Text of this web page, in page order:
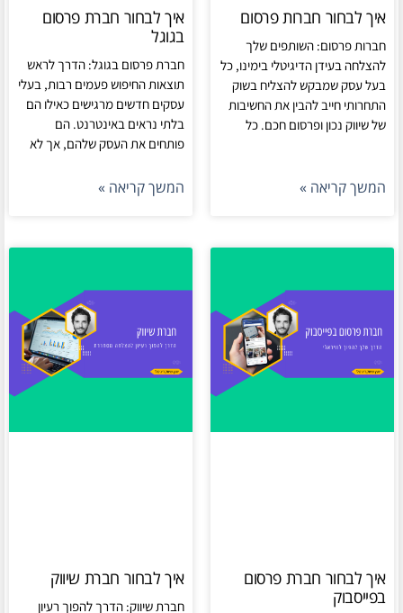
איך לבחור חברות פרסום
חברות פרסום: השותפים שלך
להצלחה בעידן הדיגיטלי בימינו, כל
בעל עסק שמבקש להצליח בשוק
התחרותי חייב להבין את החשיבות
של שיווק נכון ופרסום חכם. כל
המשך קריאה »
איך לבחור חברת פרסום
בגוגל
חברת פרסום בגוגל: הדרך לראש
תוצאות החיפוש פעמים רבות, בעלי
עסקים חדשים מרגישים כאילו הם
בלתי נראים באינטרנט. הם
פותחים את העסק שלהם, אך לא
המשך קריאה »
איך לבחור חברת פרסום
בפייסבוק
איך לבחור חברת שיווק
חברת שיווק: הדרך להפוך רעיון